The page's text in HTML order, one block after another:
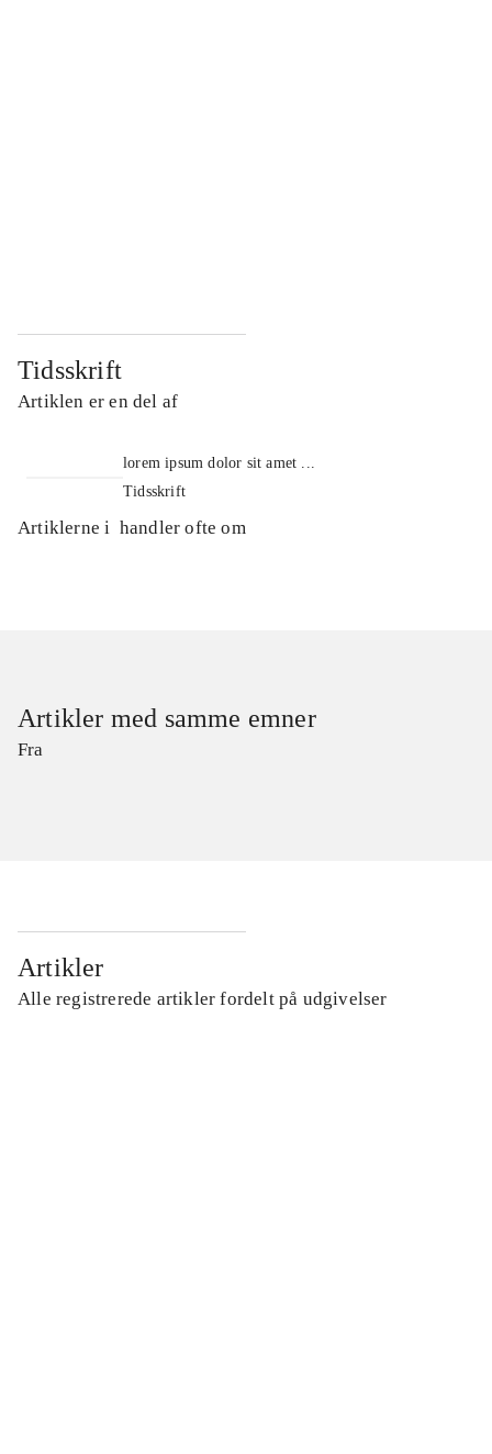
Tidsskrift
Artiklen er en del af
lorem ipsum dolor sit amet ...
Tidsskrift
Artiklerne i handler ofte om
Artikler med samme emner
Fra
Artikler
Alle registrerede artikler fordelt på udgivelser